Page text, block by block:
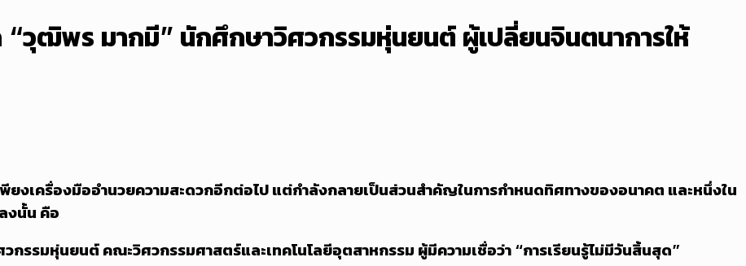
“วุฒิพร มากมี” นักศึกษาวิศวกรรมหุ่นยนต์ ผู้เปลี่ยนจินตนาการให้
พียงเครื่องมืออำนวยความสะดวกอีกต่อไป แต่กำลังกลายเป็นส่วนสำคัญในการกำหนดทิศทางของอนาคต และหนึ่งใน
งนั้น คือ
รรมหุ่นยนต์ คณะวิศวกรรมศาสตร์และเทคโนโลยีอุตสาหกรรม ผู้มีความเชื่อว่า “การเรียนรู้ไม่มีวันสิ้นสุด”